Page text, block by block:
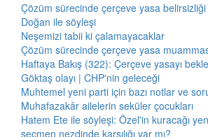
Çözüm sürecinde çerçeve yasa
Doğan ile söyleşi
Neşemizi tabii ki çalamayacaklar
Çözüm sürecinde çerçeve yasa
Haftaya Bakış (322): Çerçeve yasayı
Göktaş olayı | CHP'nin geleceği
Muhtemel yeni parti için bazı notlar ve
Muhafazakâr ailelerin seküler çocukları
Hatem Ete ile söyleşi: Özel'in kuracağı
seçmen nezdinde karşılığı var mı?